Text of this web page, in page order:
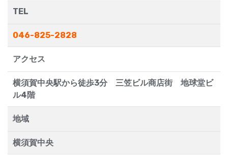
TEL
046-825-2828
アクセス
横須賀中央駅から徒歩3分 三笠ビル商店街 地球堂ビ
ル4階
地域
横須賀中央